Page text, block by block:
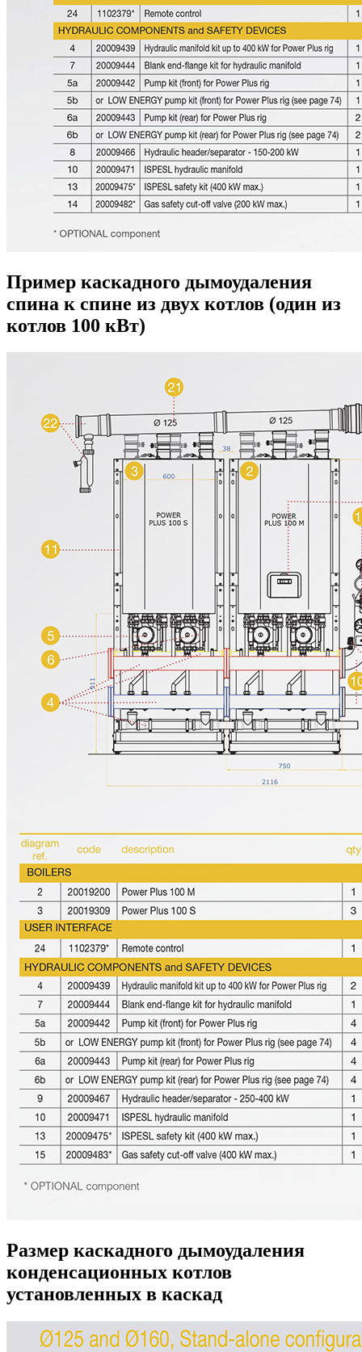
Пример каскадного дымоудаления
спина к спине из двух котлов (один из
котлов 100 кВт)
Размер каскадного дымоудаления
конденсационных котлов
установленных в каскад